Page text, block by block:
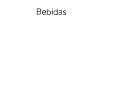
Bebidas